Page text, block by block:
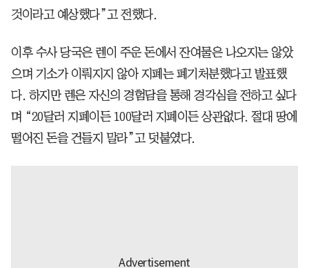
것이라고 예상했다”고 전했다.
이후 수사 당국은 렌이 주운 돈에서 잔여물은 나오지는 않았
으며 기소가 이뤄지지 않아 지폐는 폐기처분했다고 발표했
다. 하지만 렌은 자신의 경험담을 통해 경각심을 전하고 싶다
며 “20달러 지폐이든 100달러 지폐이든 상관없다. 절대 땅에
떨어진 돈을 건들지 말라”고 덧붙였다.